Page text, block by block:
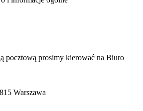
pocztową prosimy kierować na Biuro
Warszawa